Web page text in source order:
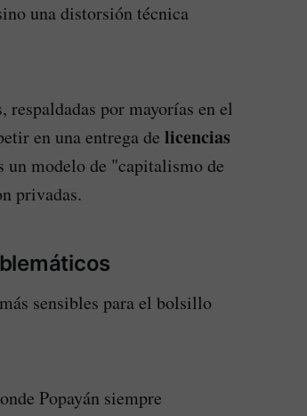
una distorsión técnica
por mayorías en el
en una entrega de licencias
un modelo de "capitalismo de
privadas.
sensibles para el bolsillo
Popayán siempre